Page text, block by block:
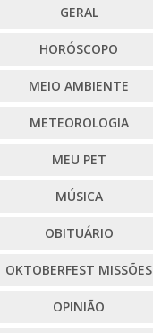
GERAL
HORÓSCOPO
MEIO AMBIENTE
METEOROLOGIA
MEU PET
MÚSICA
OBITUÁRIO
OKTOBERFEST MISSÕES
OPINIÃO